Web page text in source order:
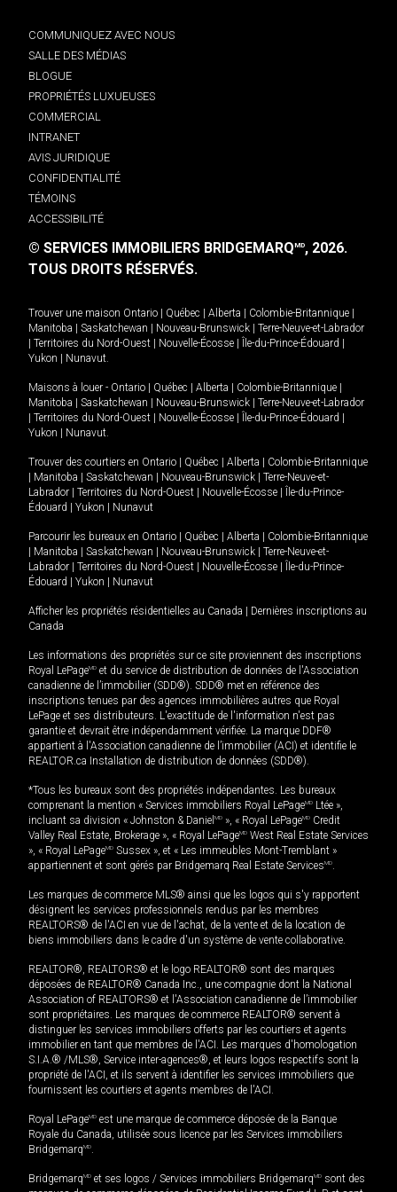
COMMUNIQUEZ AVEC NOUS
SALLE DES MÉDIAS
BLOGUE
PROPRIÉTÉS LUXUEUSES
COMMERCIAL
INTRANET
AVIS JURIDIQUE
CONFIDENTIALITÉ
TÉMOINS
ACCESSIBILITÉ
© SERVICES IMMOBILIERS BRIDGEMARQMD, 2026.
TOUS DROITS RÉSERVÉS.
Trouver une maison Ontario Québec Alberta Colombie-Britannique
Manitoba
Saskatchewan Nouveau-Brunswick
Terre-Neuve-et-Labrador
Territoires du Nord-Ouest Nouvelle-Écosse Île-du-Prince-Édouard
Yukon
Nunavut.
Maisons à louer - Ontario Québec Alberta Colombie-Britannique
Manitoba
Saskatchewan Nouveau-Brunswick
Terre-Neuve-et-Labrador
Territoires du Nord-Ouest Nouvelle-Écosse Île-du-Prince-Édouard
Yukon
Nunavut.
Trouver des courtiers en Ontario Québec Alberta
Colombie-Britannique
Manitoba Saskatchewan Nouveau-Brunswick
Terre-Neuve-et-
Labrador
Territoires du Nord-Ouest Nouvelle-Écosse
Île-du-Prince-
Édouard
Yukon Nunavut
Parcourir les bureaux en Ontario Québec Alberta
Colombie-Britannique
Manitoba Saskatchewan Nouveau-Brunswick
Terre-Neuve-et-
Labrador
Territoires du Nord-Ouest Nouvelle-Écosse
Île-du-Prince-
Édouard
Yukon Nunavut
Afficher les propriétés résidentielles au Canada
Dernières inscriptions au
Canada
Les informations des propriétés sur ce site proviennent des inscriptions
Royal LePageMD et du service de distribution de données de l'Association
canadienne de l’immobilier (SDD®). SDD® met en référence des
inscriptions tenues par des agences immobilières autres que Royal
LePage et ses distributeurs. L'exactitude de l'information n'est pas
garantie et devrait être indépendamment vérifiée. La marque DDF®
appartient à l'Association canadienne de l’immobilier (ACI) et identifie le
REALTOR.ca Installation de distribution de données (SDD®).
*Tous les bureaux sont des propriétés indépendantes. Les bureaux
comprenant la mention « Services immobiliers Royal LePageMD Ltée »,
incluant sa division « Johnston & Daniel MD », « Royal LePageMD Credit
Valley Real Estate, Brokerage », « Royal LePageMD West Real Estate Services
», « Royal LePageMD Sussex », et « Les immeubles Mont-Tremblant »
appartiennent et sont gérés par Bridgemarq Real Estate ServicesMD.
Les marques de commerce MLS® ainsi que les logos qui s'y rapportent
désignent les services professionnels rendus par les membres
REALTORS® de l'ACI en vue de l'achat, de la vente et de la location de
biens immobiliers dans le cadre d'un système de vente collaborative.
REALTOR®, REALTORS® et le logo REALTOR® sont des marques
déposées de REALTOR® Canada Inc., une compagnie dont la National
Association of REALTORS® et l'Association canadienne de l’immobilier
sont propriétaires. Les marques de commerce REALTOR® servent à
distinguer les services immobiliers offerts par les courtiers et agents
immobilier en tant que membres de l'ACI. Les marques d'homologation
S.I.A.® /MLS®, Service inter-agences®, et leurs logos respectifs sont la
propriété de l'ACI, et ils servent à identifier les services immobiliers que
fournissent les courtiers et agents membres de l'ACI.
Royal LePageMD est une marque de commerce déposée de la Banque
Royale du Canada, utilisée sous licence par les Services immobiliers
BridgemarqMD.
BridgemarqMD et ses logos / Services immobiliers BridgemarqMD sont des